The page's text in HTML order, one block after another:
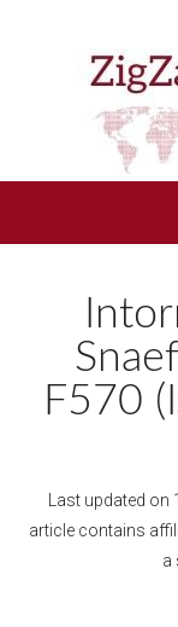
F570
Last updated on
article contains
a